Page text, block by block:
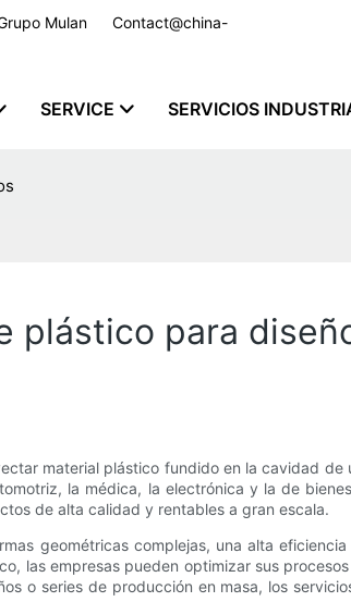
Grupo Mulan
Contact@china-
SERVICE SERVICIOS
plástico para
material plástico fundido en la cavidad
la médica, la electrónica y la de
de alta calidad y rentables a gran escala.
geométricas complejas, una alta
las empresas pueden optimizar sus
o series de producción en masa, los